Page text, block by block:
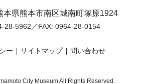
本県熊本市南区城南町塚原1924
28-5962 ／FAX: 0964-28-0154
ー サイトマップ 問い合わせ
City Museum All Rights Reserved.